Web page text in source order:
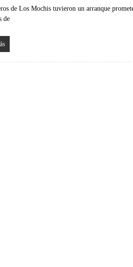
de Los Mochis tuvieron un arranque
de